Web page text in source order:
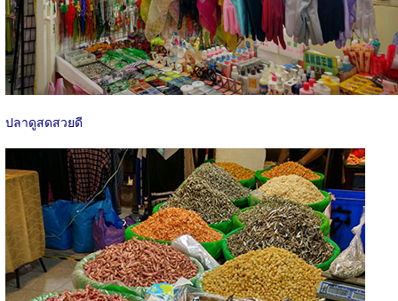
ปลาดูสดสวยดี